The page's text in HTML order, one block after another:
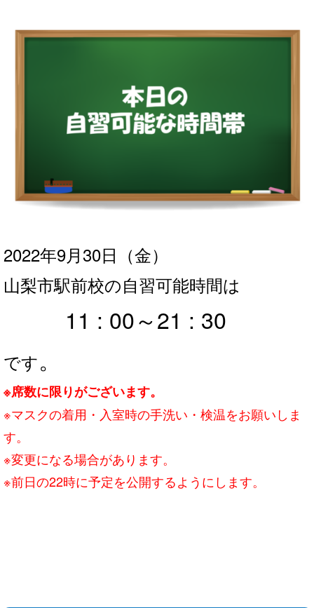
2022年9月30日 （金）
山梨市駅前校の自習可能時間は
11 : 00～21 : 30
です。
※席数に限りがございます。
※マスクの着用・入室時の手洗い・検温をお願いしま
す。
※変更になる場合があります。
※前日の22時に予定を公開するようにします。